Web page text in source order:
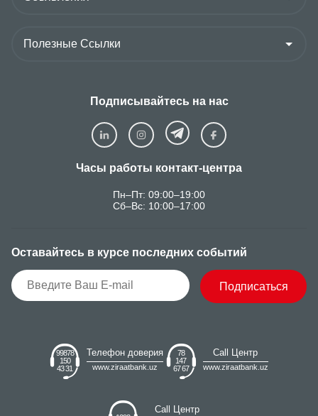
Подписывайтесь на нас
Часы работы контакт-центра
Пн–Пт: 09:00–19:00
Сб–Вс: 10:00–17:00
Оставайтесь в курсе последних событий
Подписаться
99878
150
43 31
Телефон доверия
www.ziraatbank.uz
78
147
67 67
Call Центр
www.ziraatbank.uz
Call Центр